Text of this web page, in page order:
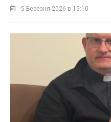
5 Березня 2026 в 15:10